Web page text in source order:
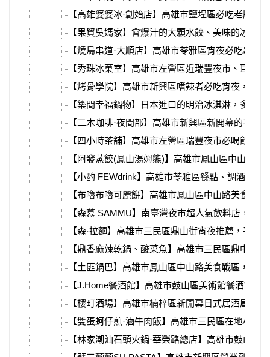
【高雄婆婆冰·創始店】高雄市鹽埕區必吃老牌冰
【果貿吳媽家】會爆汁的大顆水餃、美味的冰花
【燒鳥串道·大順店】高雄市苓雅區宵夜必吃串燒
【秀珠冰菓室】高雄市左營區近瑞豐夜市、巨蛋
【烤骨學院】高雄市新興區嗜辣者必吃宵夜，燒
【築間幸福鍋物】日本進口的明治冰淇淋，多種
【二木咖啡·夜間部】高雄市新興區新開幕的平價
【四小時茶舖】高雄市左營區瑞豐夜市必喝飲料
【阿發蒸餃(鳳山湯姆熊)】高雄市鳳山區中山路夜
【小酌 FEWdrink】高雄市苓雅區餐點、調酒都很
【布嚕布嚕可麗餅】高雄市鳳山區中山路美食，
【森慕 SAMMU】南臺灣夜市超人氣飲料店，出
【森·拉麵】高雄市三民區鼎山街宵夜推薦，平價
【鼎香麻辣乾鍋、酸菜魚】高雄市三民區鼎中路
【土匪鍋巴】高雄市鳳山區中山路美食戰區，必
【J.Home餐酒館】高雄市鼓山區美術館餐酒館，
【櫻町酒場】高雄市楠梓區新開幕日式居酒屋，
【雙蛋蚵仔煎·滷牛肉飯】高雄市三民區在地小吃
【林家潮汕石頭火鍋·華榮路總店】高雄市鼓山區